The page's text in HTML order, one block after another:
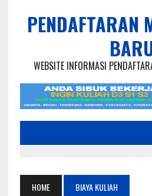
PENDAFTARAN
WEBSITE INFORMASI
HOME BIAYA KULIAH